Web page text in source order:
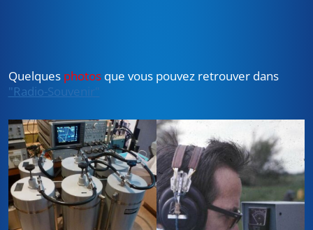
Quelques photosque vous pouvez retrouver dans
"Radio-Souvenir"